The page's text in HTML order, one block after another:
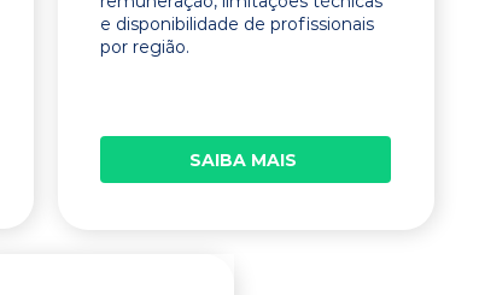
e disponibilidade de profissionais
por região.
SAIBA MAIS